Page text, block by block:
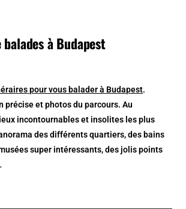
à Budapest
pour vous balader à Budapest.
précise et photos du parcours. Au
incontournables et insolites les plus
des différents quartiers, des bains
super intéressants, des jolis points